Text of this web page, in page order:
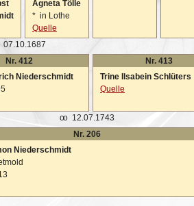
Agneta Tölle
* in Lothe
Quelle
07.10.1687
Nr. 412
Niederschmidt
Nr. 413
Trine Ilsabein Schlüters
Quelle
oo
12.07.1743
Nr. 206
Niederschmidt